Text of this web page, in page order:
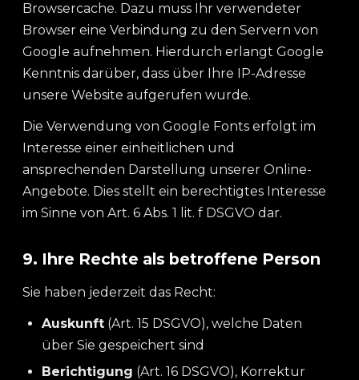
Browsercache. Dazu muss Ihr verwendeter
Browser eine Verbindung zu den Servern von
Google aufnehmen. Hierdurch erlangt Google
Kenntnis darüber, dass über Ihre IP-Adresse
unsere Website aufgerufen wurde.
Die Verwendung von Google Fonts erfolgt im
Interesse einer einheitlichen und
ansprechenden Darstellung unserer Online-
Angebote. Dies stellt ein berechtigtes Interesse
im Sinne von Art. 6 Abs. 1 lit. f DSGVO dar.
9. Ihre Rechte als betroffene Person
Sie haben jederzeit das Recht:
Auskunft (Art. 15 DSGVO), welche Daten
über Sie gespeichert sind
Berichtigung (Art. 16 DSGVO), Korrektur